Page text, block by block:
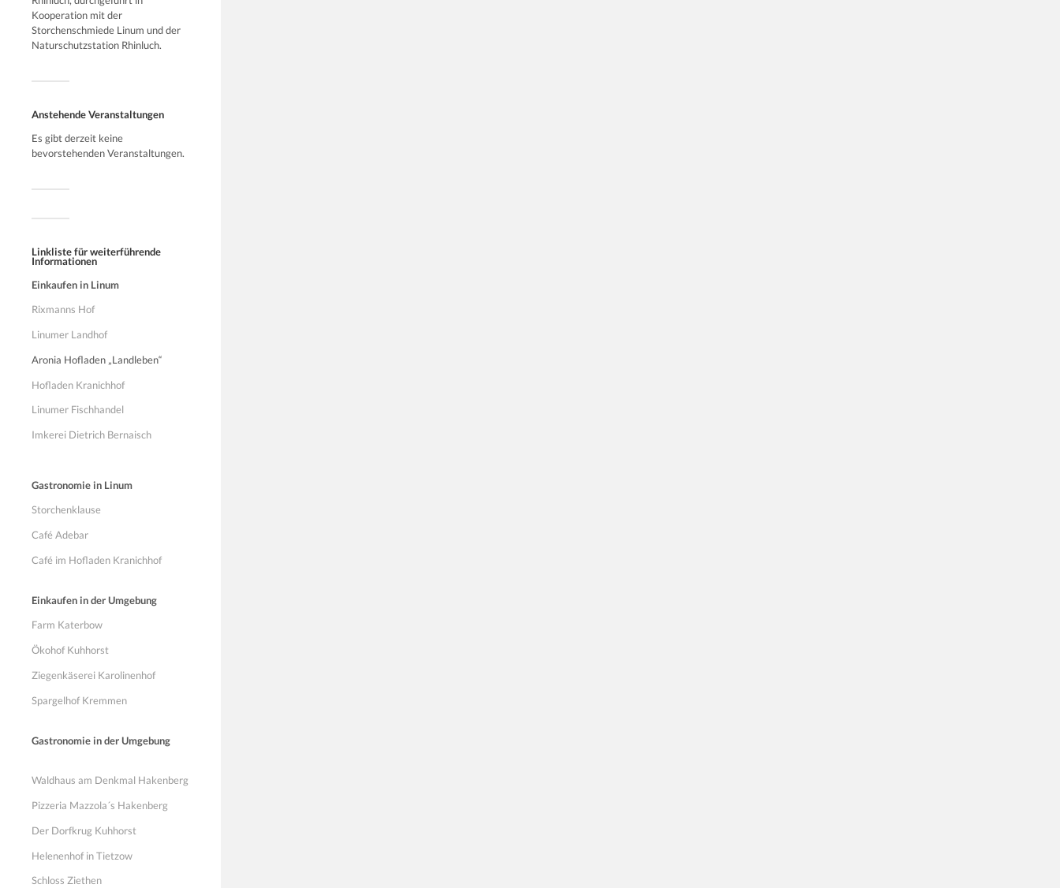
Kooperation mit der
Storchenschmiede Linum und der
Naturschutzstation Rhinluch.
Anstehende Veranstaltungen
Es gibt derzeit keine
bevorstehenden Veranstaltungen.
Linkliste für weiterführende
Informationen
Einkaufen in Linum
Rixmanns Hof
Linumer Landhof
Aronia Hofladen „Landleben“
Hofladen Kranichhof
Linumer Fischhandel
Imkerei Dietrich Bernaisch
Gastronomie in Linum
Storchenklause
Café Adebar
Café im Hofladen Kranichhof
Einkaufen in der Umgebung
Farm Katerbow
Ökohof Kuhhorst
Ziegenkäserei Karolinenhof
Spargelhof Kremmen
Gastronomie in der Umgebung
Waldhaus am Denkmal Hakenberg
Pizzeria Mazzola´s Hakenberg
Der Dorfkrug Kuhhorst
Helenenhof in Tietzow
Schloss Ziethen